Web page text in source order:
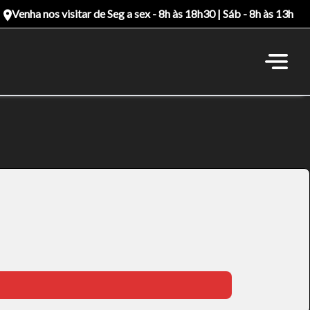
Venha nos visitar de Seg a sex - 8h às 18h30 | Sáb - 8h às 13h